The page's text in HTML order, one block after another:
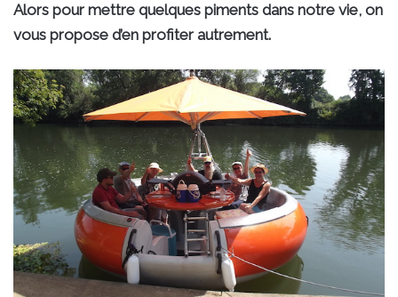
Alors pour mettre quelques piments dans notre vie, on
vous propose d’en profiter autrement.